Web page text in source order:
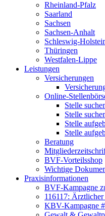
Rheinland-Pfalz
Saarland
Sachsen
Sachsen-Anhalt
Schleswig-
Thüringen
Westfalen-Lippe
Leistungen
Versicherungen
Online-
Stelle
Stelle
Stelle
Stelle
Beratung
BVF-Vorteilsshop
Wichtige
Praxisinformationen
BVF-Kampagne
116117:
KBV-Kampagne